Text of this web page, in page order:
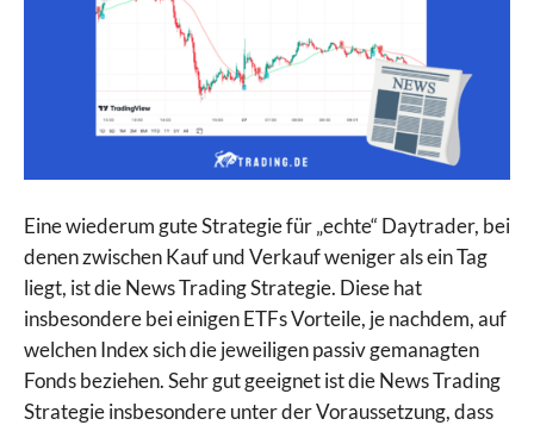
Eine wiederum gute Strategie für „echte“ Daytrader, bei
denen zwischen Kauf und Verkauf weniger als ein Tag
liegt, ist die News Trading Strategie. Diese hat
insbesondere bei einigen ETFs Vorteile, je nachdem, auf
welchen Index sich die jeweiligen passiv gemanagten
Fonds beziehen. Sehr gut geeignet ist die News Trading
Strategie insbesondere unter der Voraussetzung, dass